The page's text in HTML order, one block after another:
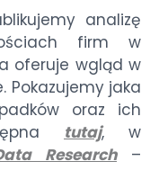
analizę
firm w
oferuje wgląd w
Pokazujemy jaka
oraz ich
tutaj, w
Research–